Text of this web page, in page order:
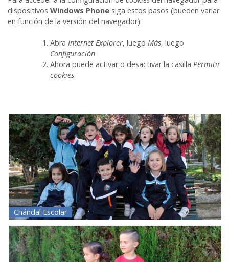
dispositivos Windows Phone siga estos pasos (pueden variar
en función de la versión del navegador):
AbraInternet Explorer, luegoMás, luego
Configuración
Ahora puede activar o desactivar la casillaPermitir
cookies.
Chándal Escolar